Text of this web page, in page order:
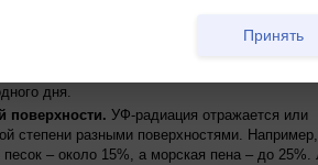
поступающей от Солнца. Каждые
примерно на 10%.
часть УФ-радиации, которая иначе могла бы
озона в атмосфере колеблется как в
дня.
поверхности. УФ-радиация отражается или
степени разными поверхностями. Например,
– около 15%, а морская пена – до
Принять